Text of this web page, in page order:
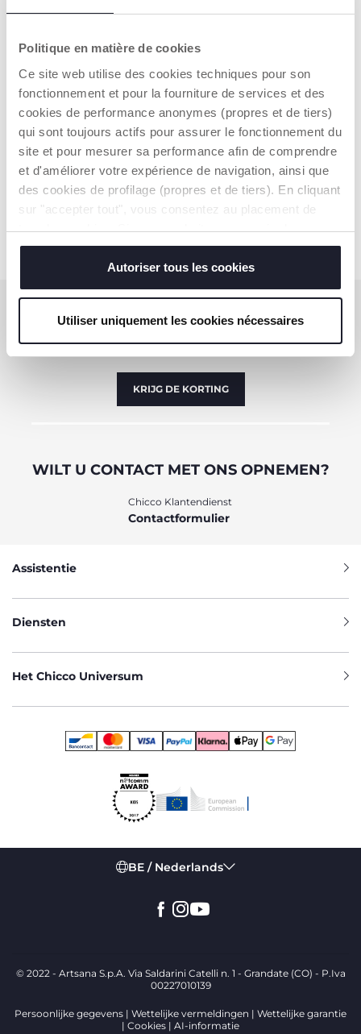
Politique en matière de cookies
Ce site web utilise des cookies techniques pour son
fonctionnement et pour la fourniture de services et des
cookies de performance anonymes (propres et de tiers)
qui sont toujours actifs pour assurer le fonctionnement du
site et pour mesurer sa performance afin de comprendre
et d'améliorer votre expérience de navigation, ainsi que
des cookies de profilage (propres et de tiers). En cliquant
sur "accepter tout", vous consentez au placement de
tous les cookies. Si vous souhaitez en savoir plus ou
modifier ou révoquer le consentement de tous les
cookies ou de certains d'entre eux, cliquez sur "afficher
les détails". En fermant cette bannière, vous consentez à
sont indispensables pour profiter du service demandé.
Autoriser tous les cookies
Utiliser uniquement les cookies nécessaires
Mijn eerste drumstel
€ 29,99
geven.
KRIJG DE KORTING
WILT U CONTACT MET ONS OPNEMEN?
Chicco Klantendienst
Contactformulier
Assistentie
Diensten
Het Chicco Universum
BE / Nederlands
© 2022 - Artsana S.p.A. Via Saldarini Catelli n. 1 - Grandate (CO) - P.Iva
00227010139
Persoonlijke gegevens Wettelijke vermeldingen
Wettelijke garantie
Cookies
AI-informatie